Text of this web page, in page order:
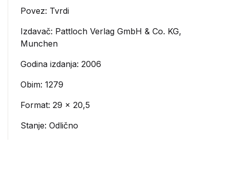
Povez: Tvrdi
Izdavač: Pattloch Verlag GmbH & Co. KG,
Munchen
Godina izdanja: 2006
Obim: 1279
Format: 29 x 20,5
Stanje: Odlično